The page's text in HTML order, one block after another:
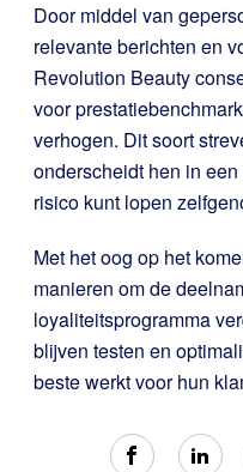
Door middel van
relevante berichten en
Revolution Beauty
voor
verhogen. Dit soort
onderscheidt hen in
risico kunt lopen
Met het oog op het
manieren om de
loyaliteitsprogramma
blijven testen en
beste werkt voor hun